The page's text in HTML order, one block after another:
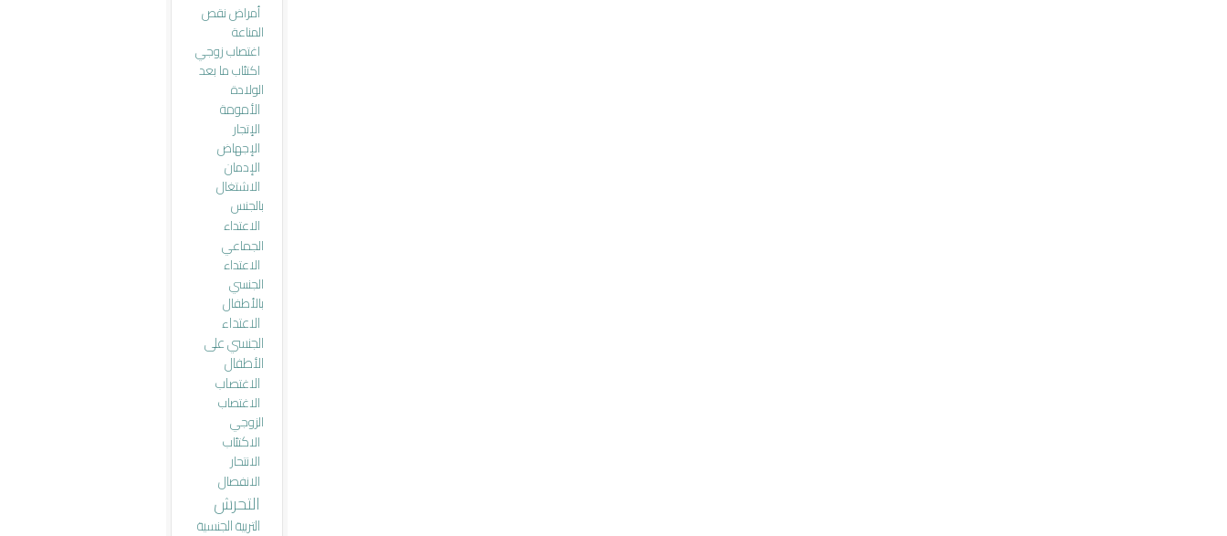
أمراض نقص
المناعة
اغتصاب زوجي
اكتئاب ما بعد
الولادة
الأمومة
الإتجار
الإجهاض
الإدمان
الاشتغال
بالجنس
الاعتداء
الجماعي
الاعتداء
الجنسي
بالأطفال
الاعتداء
الجنسي على
الأطفال
الاغتصاب
الاغتصاب
الزوجي
الاكتئاب
الانتحار
الانفصال
التحرش
التربية الجنسية